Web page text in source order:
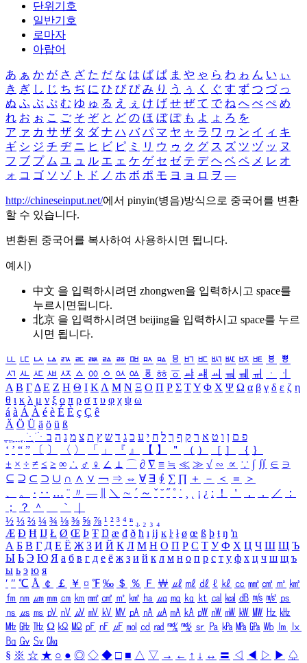
단위기호
일반기호
로마자
아랍어
あ ぁ か が さ ざ た だ な は ば ぱ ま や ゃ ら わ ゎ ん い ぃ
き ぎ し じ ち ぢ に ひ び ぴ み り う ぅ く ぐ す ず つ づ っ
ぬ ふ ぶ ぷ む ゆ ゅ る え ぇ け げ せ ぜ て で ね へ べ ぺ め
れ お ぉ こ ご そ ぞ と ど の ほ ぼ ぽ も よ ょ ろ を
ア ァ カ サ ザ タ ダ ナ ハ バ パ マ ヤ ャ ラ ワ ヮ ン イ ィ キ
ギ シ ジ チ ヂ ニ ヒ ビ ピ ミ リ ウ ゥ ク グ ス ズ ツ ヅ ッ ヌ
フ ブ プ ム ユ ュ ル エ ェ ケ ゲ セ ゼ テ デ ヘ ベ ペ メ レ オ
ォ コ ゴ ソ ゾ ト ド ノ ホ ボ ポ モ ヨ ョ ロ ヲ ―
http://chineseinput.net/에서 pinyin(병음)방식으로 중국어를 변환
할 수 있습니다.
변환된 중국어를 복사하여 사용하시면 됩니다.
예시)
中文 을 입력하시려면 zhongwen을 입력하시고 space를
누르시면됩니다.
北京 을 입력하시려면 beijing을 입력하시고 space를 누르
시면 됩니다.
ㅥ ㅦ ㅧ ㅨ ㅩ ㅪ ㅫ ㅬ ㅭ ㅮ ㅯ ㅰ ㅱ ㅲ ㅳ ㅴ ㅵ ㅶ ㅷ ㅸ
ㅹ
ㅺ ㅻ ㅼ ㅽ ㅾ ㅿ ㆀ ㆁ ㆂ ㆃ ㆄ ㆅ ㆆ ㆇ ㆈ ㆉ ㆊ ㆋ ㆌ ㆍ
ㆎ
Α Β ΓΔ Ε Ζ Η Θ Ι ΚΛ Μ Ν Ξ Ο Π Ρ Σ ΤΥ Φ Χ Ψ Ω α β γ δ ε ζ η
θ ι κ λ μ ν ξ ο π ρ σ τ υ φ χ ψ ω
á à Á À é è É È ç Ç ê
Ä Ö Ü ä ö ü ß
ִֶֹ ֻּ ׁׂ פ ם ן ו ט א ר ק ף ך ל ח י ע כ ג ד ש ץ ת צ מ נ ה ב
‘ ’ “ ” 〔 〕 〈 〉 「 」 『 』 【 】 ＂ （ ） ［ ］ ｛ ｝
± × ÷ ≠ ≤ ≥ ∞ ∴ ♂ ♀ ∠ ⊥ ⌒ ∂ ∇ ≡ ≒ ≪ ≫ √ ∽ ∝ ∵ ∫ ∬ ∈ ∋
⊆ ⊇ ⊂ ⊃ ∪ ∩ ∧ ∨ ￢ ⇒ ⇔ ∀ ∃ ∮ ∑ ∏ ＋ － ＜ ＝
＞
、
。 · ‥ … ¨ 〃 ― ＼ ∼ ´ ～ ˇ ˘ ˝ ˚ ˙ ¸ ¡ ¿ ː ！ ＇ ， ． ／
：
；
？ ＾ ｀
½ ⅓ ⅔ ¼ ¾ ⅛ ⅜ ⅝ ⅞ ¹ ² ³ ⁴ ⁿ ₁ ₂ ₃ ₄
Æ Ð Ħ Ĳ Ł Ø Œ Þ Ŧ Ŋ æ đ ð ħ ı ĳ ĸ ŀ ł ø œ ß þ ŧ ŋ ŉ
А Б В Г Д Е Ё Ж З И Й К Л М Н О П Р С Т У Ф Х Ц Ч Ш Щ Ъ
Ы Ь Э Ю Я а б в г д е ё ж з и й к л м н о п р с т у ф х ц ч ш щ ъ
ы ь э ю я
′ ″ ℃ Å ￠ ￡ ￥ ¤ ℉ ‰ ＄ ％ Ｆ ￦ ㎕ ㎖ ㎗ ℓ ㎘ ㏄ ㎣ ㎤ ㎥ ㎦
㎙ ㎚ ㎛ ㎜ ㎝ ㎞ ㎟ ㎠ ㎡ ㎢ ㏊ ㎍ ㎎ ㎏ ㏏ ㎈ ㎉ ㏈ ㎧ ㎨ ㎰
㎱ ㎲ ㎳ ㎴ ㎵ ㎶ ㎷ ㎸ ㎹ ㎀ ㎁ ㎂ ㎃ ㎄ ㎺ ㎻ ㎽ ㎾ ㎿ ㎐ ㎑
㎒ ㎓ ㎔ Ω ㏀ ㏁ ㎊ ㎋ ㎌ ㏖ ㏅ ㎭ ㎮ ㎯ ㏛ ㎩ ㎪ ㎫ ㎬ ㏝ ㏐
㏓
㏃ ㏉ ㏜ ㏆
§ ※ ☆ ★ ○ ● ◎ ◇ ◆ □ ■ △ ▽ → ← ↑ ↓ ↔ 〓 ◁ ◀ ▷ ▶ ♤